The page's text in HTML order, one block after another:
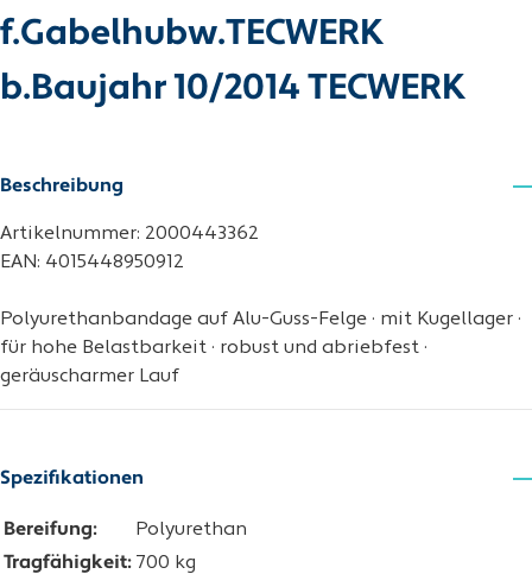
f.Gabelhubw.TECWERK
b.Baujahr 10/2014 TECWERK
Beschreibung
Artikelnummer: 2000443362
EAN: 4015448950912
Polyurethanbandage auf Alu-Guss-Felge · mit Kugellager ·
für hohe Belastbarkeit · robust und abriebfest ·
geräuscharmer Lauf
Spezifikationen
Bereifung:
Polyurethan
Tragfähigkeit: 700 kg